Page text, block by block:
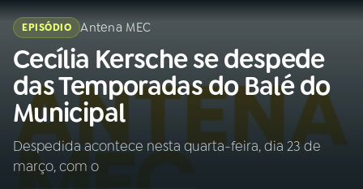
Buscar
na
Rádio
MEC
Buscar
Início AO VIVO
EPISÓDIO Antena MEC
Cecília Kersche se despede
das Temporadas do Balé do
Municipal
Despedida acontece nesta quarta-feira, dia 23 de
março, com o